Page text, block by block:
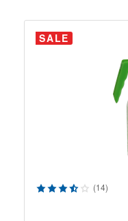
SALE
Durchschnittliche
(14)